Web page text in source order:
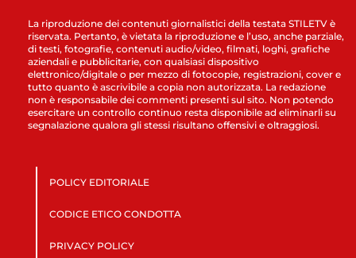
La riproduzione dei contenuti giornalistici della testata STILETV è
riservata. Pertanto, è vietata la riproduzione e l’uso, anche parziale,
di testi, fotografie, contenuti audio/video, filmati, loghi, grafiche
aziendali e pubblicitarie, con qualsiasi dispositivo
elettronico/digitale o per mezzo di fotocopie, registrazioni, cover e
tutto quanto è ascrivibile a copia non autorizzata. La redazione
non è responsabile dei commenti presenti sul sito. Non potendo
esercitare un controllo continuo resta disponibile ad eliminarli su
segnalazione qualora gli stessi risultano offensivi e oltraggiosi.
POLICY EDITORIALE
CODICE ETICO CONDOTTA
PRIVACY POLICY